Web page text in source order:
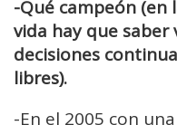
-Qué campeón (en
vida hay que
decisiones
libres).
-En el 2005 con